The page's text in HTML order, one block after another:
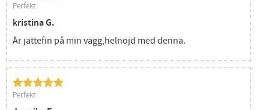
Perfekt
kristina G.
Är jättefin på min vägg,helnöjd med denna.
Perfekt